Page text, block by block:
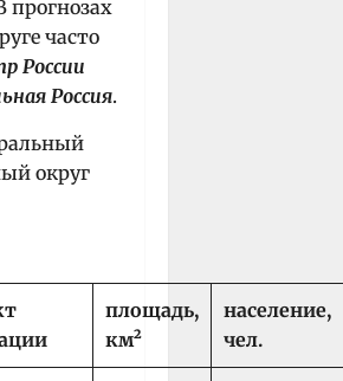
прогнозах
часто
России
Россия.
площадь,
км²
население,
чел.